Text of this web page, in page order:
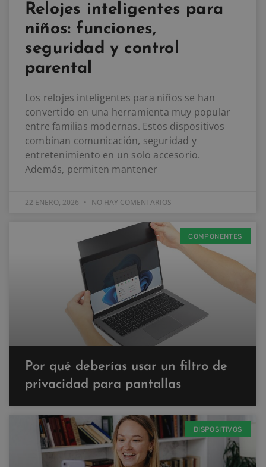
Relojes inteligentes para
niños: funciones,
seguridad y control
parental
Los relojes inteligentes para niños se han
convertido en una herramienta muy popular
entre familias modernas. Estos dispositivos
combinan comunicación, seguridad y
entretenimiento en un solo accesorio.
Además, permiten mantener
22 ENERO, 2026 NO HAY COMENTARIOS
COMPONENTES
Por qué deberías usar un filtro de
privacidad para pantallas
DISPOSITIVOS